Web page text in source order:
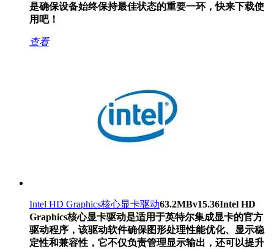
是确保设备始终保持最佳状态的重要一环，快来下载使
用吧！
查看
Intel HD Graphics核心显卡驱动63.2MBv15.36Intel HD
Graphics核心显卡驱动是适用于英特尔集成显卡的官方
驱动程序，该驱动软件确保图形处理性能优化、显示稳
定性和兼容性，它不仅负责管理显示输出，还可以提升